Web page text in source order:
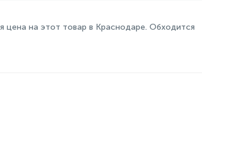
цена на этот товар в Краснодаре. Обходится